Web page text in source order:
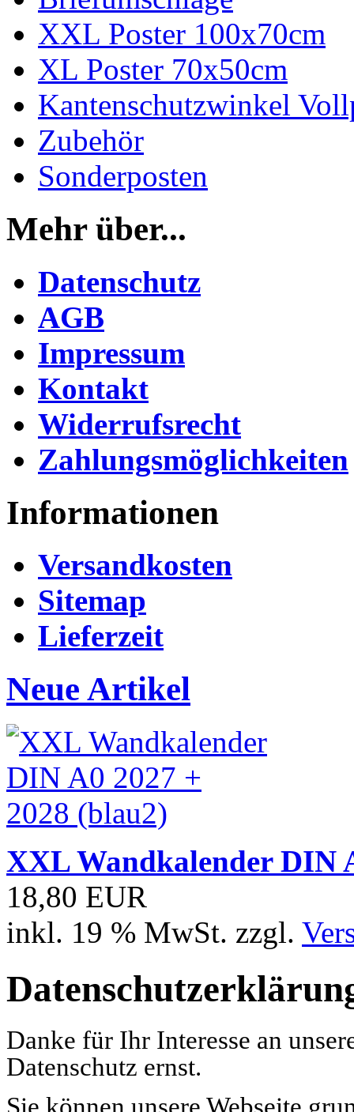
XXL Poster 100x70cm
XL Poster 70x50cm
Kantenschutzwinkel
Zubehör
Sonderposten
Mehr über...
Datenschutz
AGB
Impressum
Kontakt
Widerrufsrecht
Zahlungsmöglichkeiten
Informationen
Versandkosten
Sitemap
Lieferzeit
Neue Artikel
XXL Wandkalender DIN
18,80 EUR
inkl. 19 % MwSt. zzgl.
Danke für Ihr Interesse an
Datenschutz ernst.